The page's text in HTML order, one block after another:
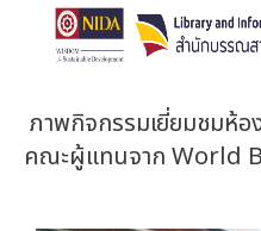
ภาพกิจกรรมเยี่ยมชมห้
คณะผู้แทนจาก World